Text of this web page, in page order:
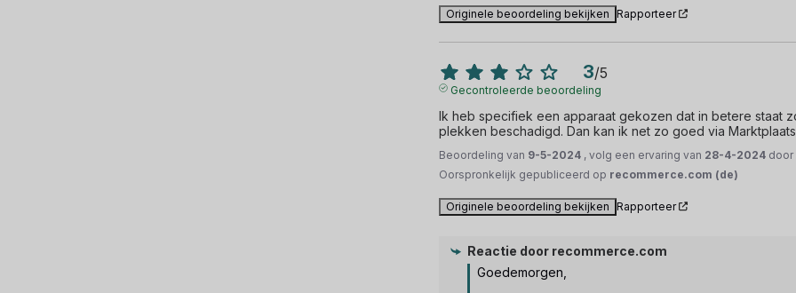
Originele beoordeling bekijken Rapporteer
3/5
Gecontroleerde beoordeling
Ik heb specifiek een apparaat gekozen dat in betere staat
plekken beschadigd. Dan kan ik net zo goed via
Beoordeling van 9-5-2024 , volg een ervaring van 28-4-2024 door
Oorspronkelijk gepubliceerd op recommerce.com (de)
Originele beoordeling bekijken Rapporteer
Reactie door recommerce.com
Goedemorgen,